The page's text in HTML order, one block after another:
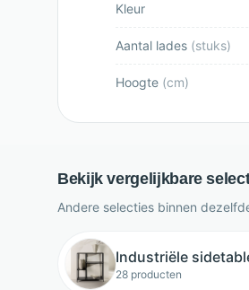
Kleur
Aantal lades (stuks)
Hoogte (cm)
Bekijk vergelijkbare
Andere selecties binnen
Industriële
28 producten